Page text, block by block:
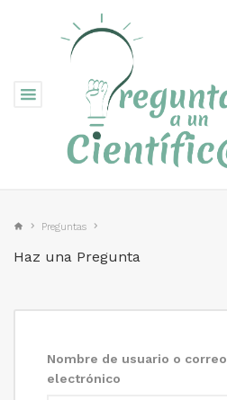
Preguntas
Haz una Pregunta
Nombre de usuario o correo
electrónico